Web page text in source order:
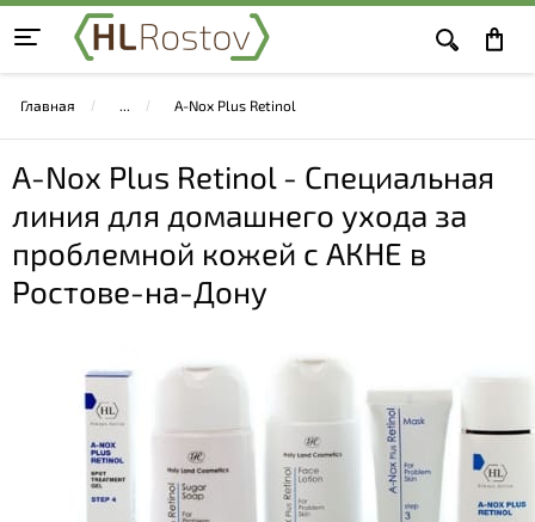
Главная A-Nox Plus Retinol
A-Nox Plus Retinol - Специальная
линия для домашнего ухода за
проблемной кожей с АКНЕ в
Ростове-на-Дону